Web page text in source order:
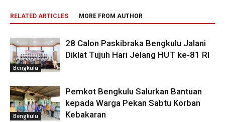
RELATED ARTICLES MORE FROM AUTHOR
Bengkulu
28 Calon Paskibraka Bengkulu Jalani
Diklat Tujuh Hari Jelang HUT ke-81 RI
Bengkulu
Pemkot Bengkulu Salurkan Bantuan
kepada Warga Pekan Sabtu Korban
Kebakaran